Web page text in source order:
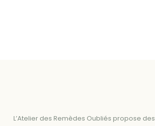
L’Atelier des Remèdes Oubliés propose des